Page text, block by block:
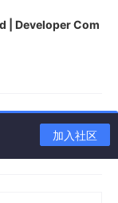
| Developer Com
加入社区